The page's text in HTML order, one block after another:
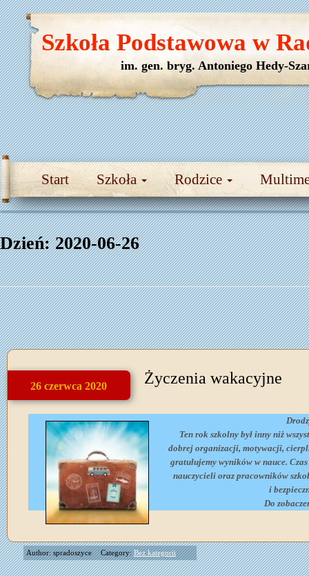
Start Szkoła Rodzice
Szkoła Podstawowa w
im. gen. bryg. Antoniego Hedy-
Dzień:2020-06-26
26 czerwca 2020 Życzenia wakacyjne
Ten rok szkolny był inny niż
dobrej organizacji, motywacji,
gratulujemy wyników w nauce.
nauczycieli oraz pracowników
i
Do
Author: spradoszyce Category:Bez kategorii